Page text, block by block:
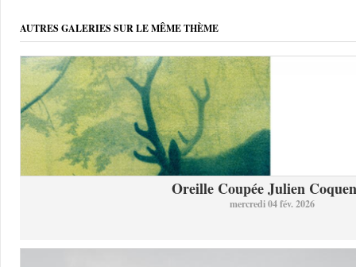
AUTRES GALERIES SUR LE MÊME THÈME
Oreille Coupée Julien
mercredi 04 fév. 2026